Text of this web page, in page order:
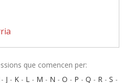
que comencen per:
- J - K - L - M - N - O - P - Q - R - S -